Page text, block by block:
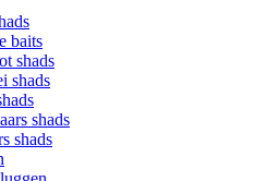
baits
shads
shads
shads
shads